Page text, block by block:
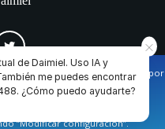
COOKIES CONTACTO
para facilitar la navegación por
la navegación de los usuarios.
nuestrapolítica de cookies
en el botón de “Aceptar”, o bien
“Modificar configuración”.
de Daimiel. Uso IA y
me puedes encontrar
¿Cómo puedo ayudarte?